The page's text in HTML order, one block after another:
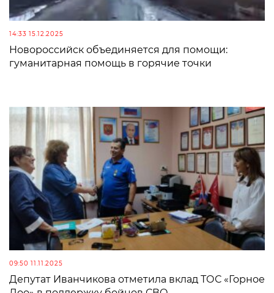
14:33 15.12.2025
Новороссийск объединяется для помощи:
гуманитарная помощь в горячие точки
09:50 11.11.2025
Депутат Иванчикова отметила вклад ТОС «Горное